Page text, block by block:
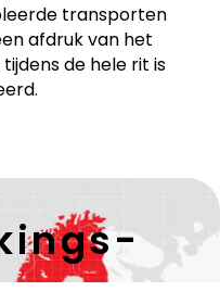
transporten
afdruk van het
de hele rit is